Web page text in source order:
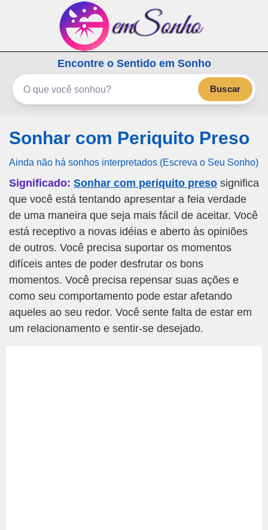
emSonho.com
Os sonhos significam mais
Encontre o Sentido em Sonho
Buscar
Sonhar com Periquito Preso
Ainda não há sonhos interpretados (Escreva o Seu Sonho)
Significado: Sonhar com periquito preso significa
que você está tentando apresentar a feia verdade
de uma maneira que seja mais fácil de aceitar. Você
está receptivo a novas idéias e aberto às opiniões
de outros. Você precisa suportar os momentos
difíceis antes de poder desfrutar os bons
momentos. Você precisa repensar suas ações e
como seu comportamento pode estar afetando
aqueles ao seu redor. Você sente falta de estar em
um relacionamento e sentir-se desejado.